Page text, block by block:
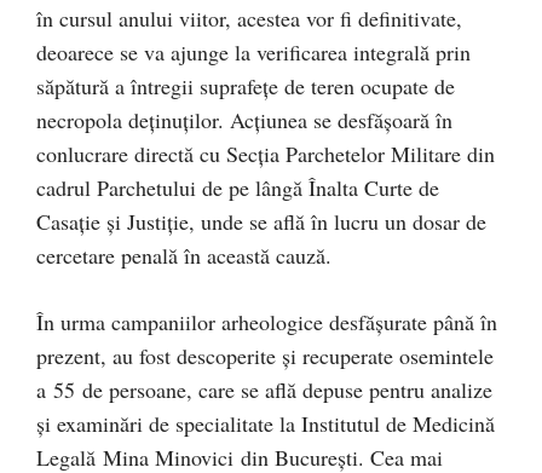
în cursul anului viitor, acestea vor fi definitivate,
deoarece se va ajunge la verificarea integrală prin
săpătură a întregii suprafețe de teren ocupate de
necropola deținuților. Acțiunea se desfășoară în
conlucrare directă cu Secția Parchetelor Militare din
cadrul Parchetului de pe lângă Înalta Curte de
Casație și Justiție, unde se află în lucru un dosar de
cercetare penală în această cauză.
În urma campaniilor arheologice desfășurate până în
prezent, au fost descoperite și recuperate osemintele
a 55 de persoane, care se află depuse pentru analize
și examinări de specialitate la Institutul de Medicină
Legală Mina Minovici din București. Cea mai